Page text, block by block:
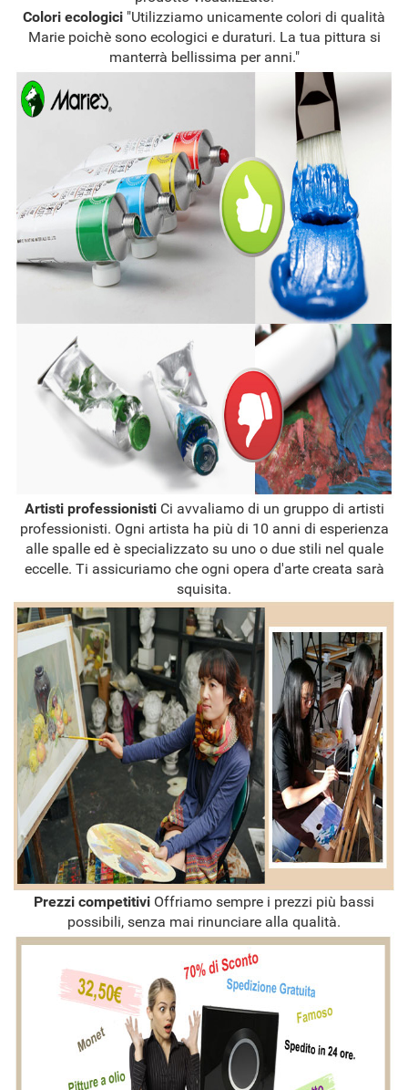
Colori ecologici "Utilizziamo unicamente colori di qualità
Marie poichè sono ecologici e duraturi. La tua pittura si
manterrà bellissima per anni."
Artisti professionisti Ci avvaliamo di un gruppo di artisti
professionisti. Ogni artista ha più di 10 anni di esperienza
alle spalle ed è specializzato su uno o due stili nel quale
eccelle. Ti assicuriamo che ogni opera d'arte creata sarà
squisita.
Prezzi competitivi Offriamo sempre i prezzi più bassi
possibili, senza mai rinunciare alla qualità.